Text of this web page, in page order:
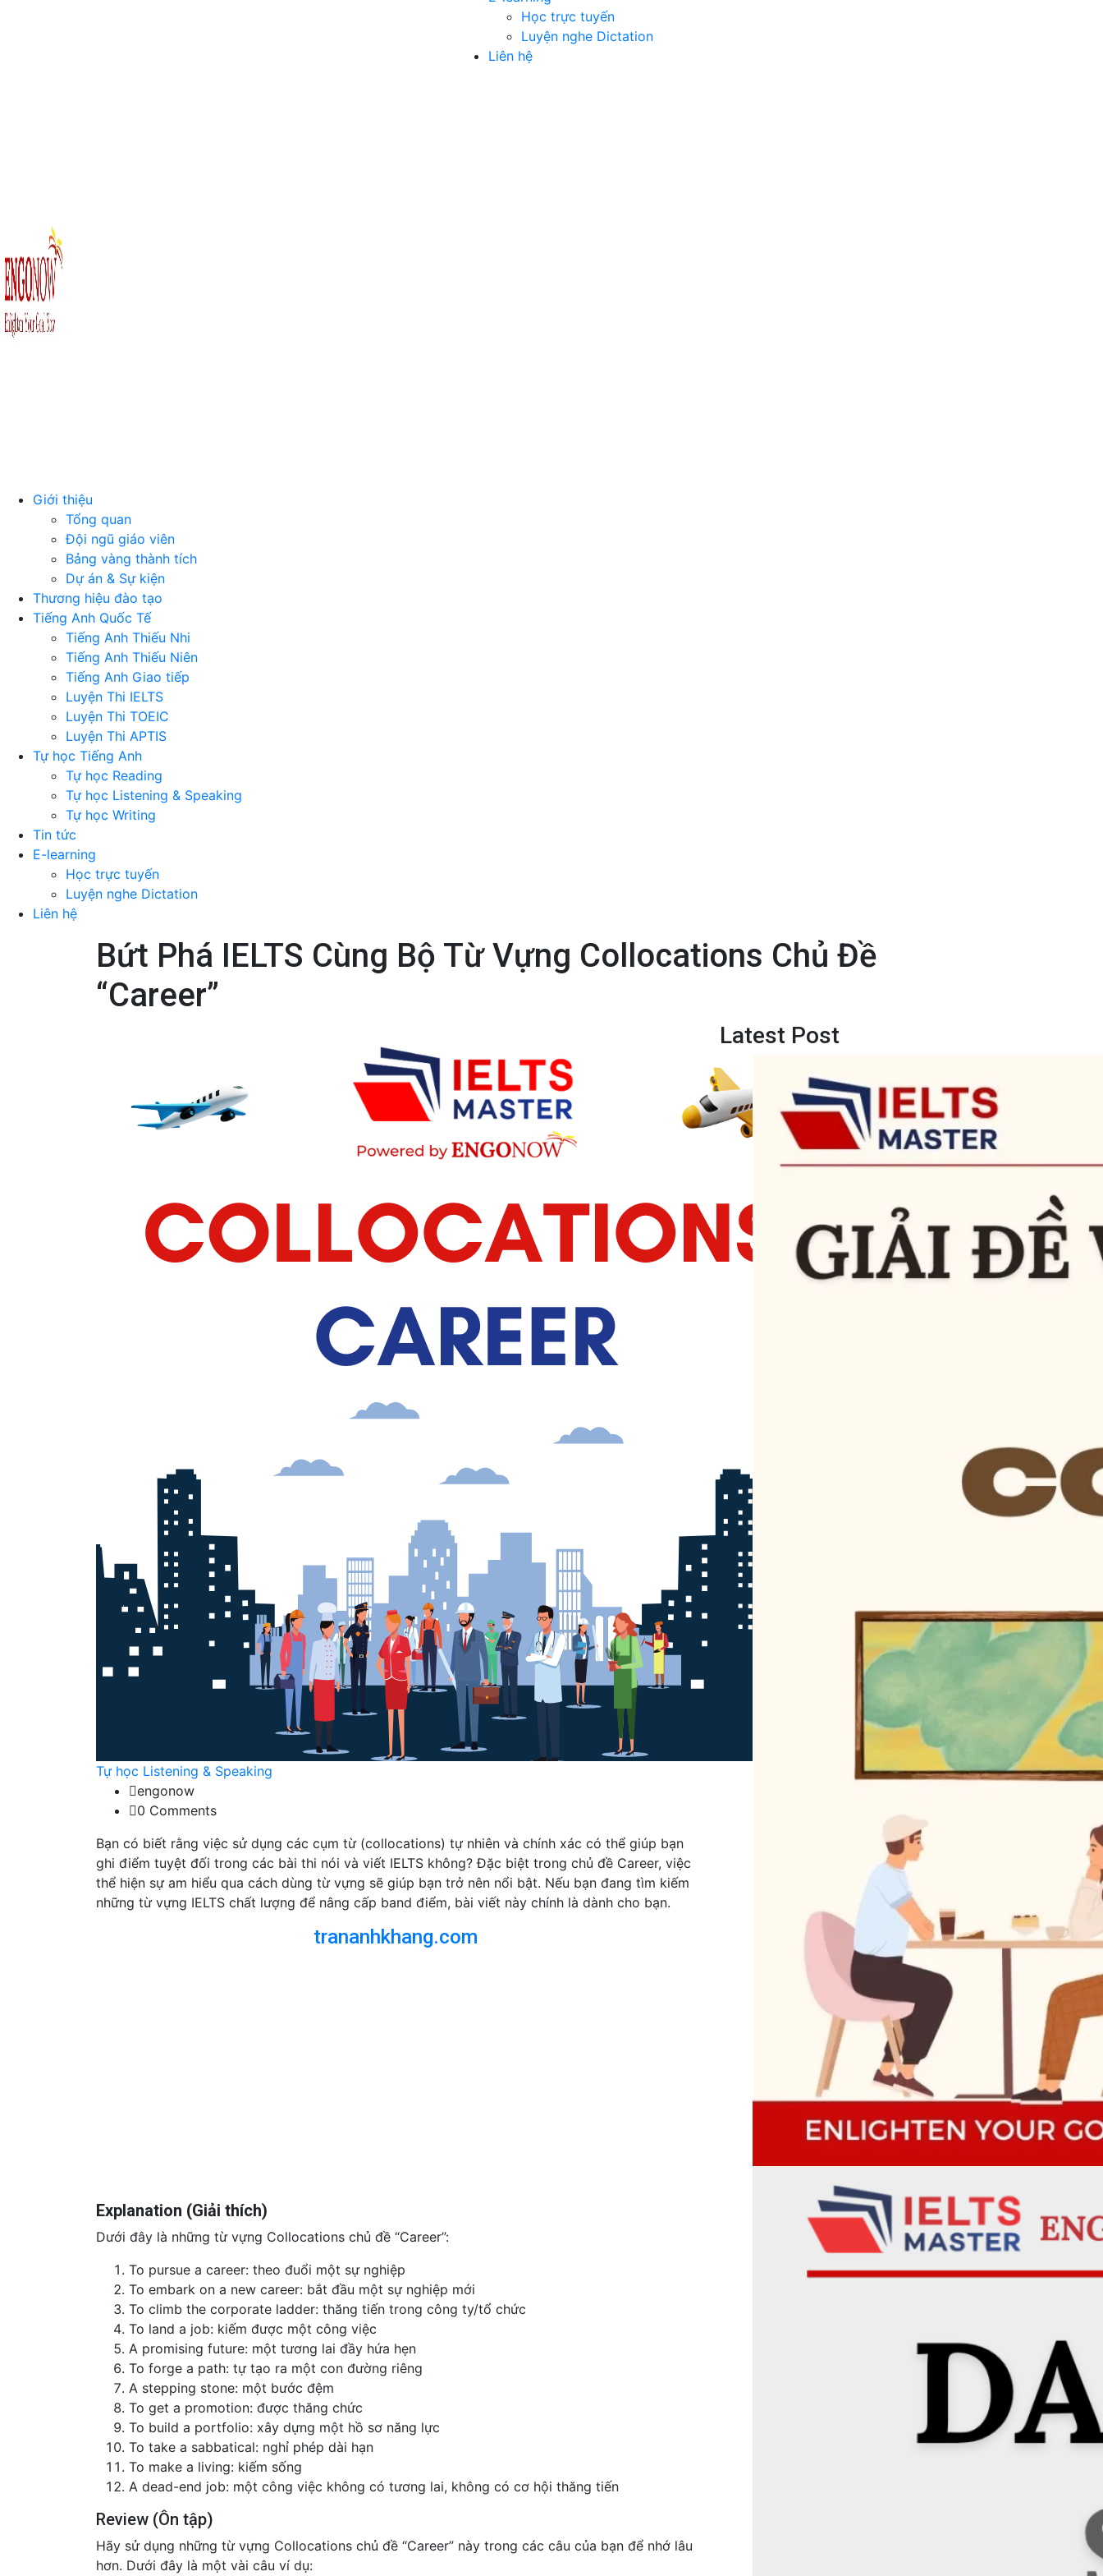
Học trực tuyến
Luyện nghe Dictation
Liên hệ
Giới thiệu
Tổng quan
Đội ngũ giáo viên
Bảng vàng thành tích
Dự án & Sự kiện
Thương hiệu đào tạo
Tiếng Anh Quốc Tế
Tiếng Anh Thiếu Nhi
Tiếng Anh Thiếu Niên
Tiếng Anh Giao tiếp
Luyện Thi IELTS
Luyện Thi TOEIC
Luyện Thi APTIS
Tự học Tiếng Anh
Tự học Reading
Tự học Listening & Speaking
Tự học Writing
Tin tức
E-learning
Học trực tuyến
Luyện nghe Dictation
Liên hệ
Bứt Phá IELTS Cùng Bộ Từ Vựng Collocations Chủ Đề
“Career”
Tự học Listening & Speaking
engonow
0 Comments
Bạn có biết rằng việc sử dụng các cụm từ (collocations) tự nhiên và chính xác có thể giúp bạn
ghi điểm tuyệt đối trong các bài thi nói và viết IELTS không? Đặc biệt trong chủ đề Career, việc
thể hiện sự am hiểu qua cách dùng từ vựng sẽ giúp bạn trở nên nổi bật. Nếu bạn đang tìm kiếm
những từ vựng IELTS chất lượng để nâng cấp band điểm, bài viết này chính là dành cho bạn.
trananhkhang.com
Explanation (Giải thích)
Dưới đây là những từ vựng Collocations chủ đề “Career”:
To pursue a career: theo đuổi một sự nghiệp
To embark on a new career: bắt đầu một sự nghiệp mới
To climb the corporate ladder: thăng tiến trong công ty/tổ chức
To land a job: kiếm được một công việc
A promising future: một tương lai đầy hứa hẹn
To forge a path: tự tạo ra một con đường riêng
A stepping stone: một bước đệm
To get a promotion: được thăng chức
To build a portfolio: xây dựng một hồ sơ năng lực
To take a sabbatical: nghỉ phép dài hạn
To make a living: kiếm sống
A dead-end job: một công việc không có tương lai, không có cơ hội thăng tiến
Review (Ôn tập)
Hãy sử dụng những từ vựng Collocations chủ đề “Career” này trong các câu của bạn để nhớ lâu
hơn. Dưới đây là một vài câu ví dụ:
Latest Post